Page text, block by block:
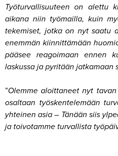
Työturvallisuuteen on alettu
aikana niin työmailla, kuin
tekemiset, jotka on nyt saatu
enemmän kiinnittämään
pääsee reagoimaan ennen
laskussa ja pyritään jatkamaan
”Olemme aloittaneet nyt
osaltaan työskentelemään
yhteinen asia – Tänään siis
ja toivotamme turvallista